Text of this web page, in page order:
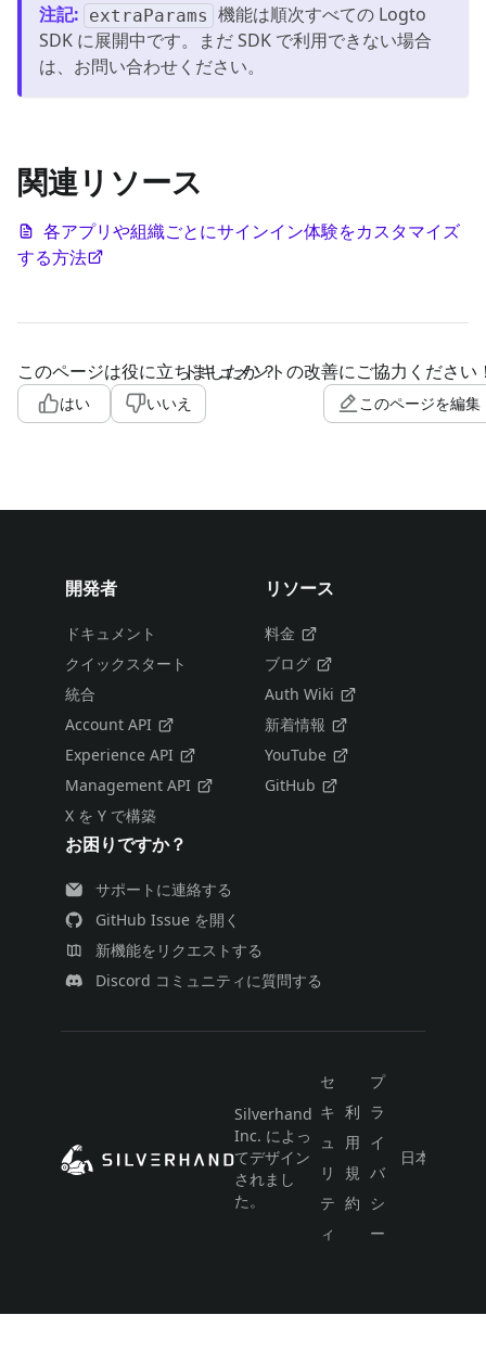
注記: extraParams 機能は順次すべての Logto
SDK に展開中です。まだ SDK で利用できない場合
は、お問い合わせください。
関連リソース
各アプリや組織ごとにサインイン体験をカスタマイズ
する方法
このページは役に立ちましたか？
はい いいえ
ドキュメントの改善にご協力ください
このページを編集
開発者
ドキュメント
クイックスタート
統合
Account API
Experience API
Management API
X を Y で構築
リソース
料金
ブログ
Auth Wiki
新着情報
YouTube
GitHub
お困りですか？
サポートに連絡する
GitHub Issue を開く
新機能をリクエストする
Discord コミュニティに質問する
Silverhand
Inc. によっ
てデザイン
されまし
た。
セ
キ
ュ
リ
テ
ィ
利
用
規
約
プ
ラ
イ
バ
シ
ー
日本語